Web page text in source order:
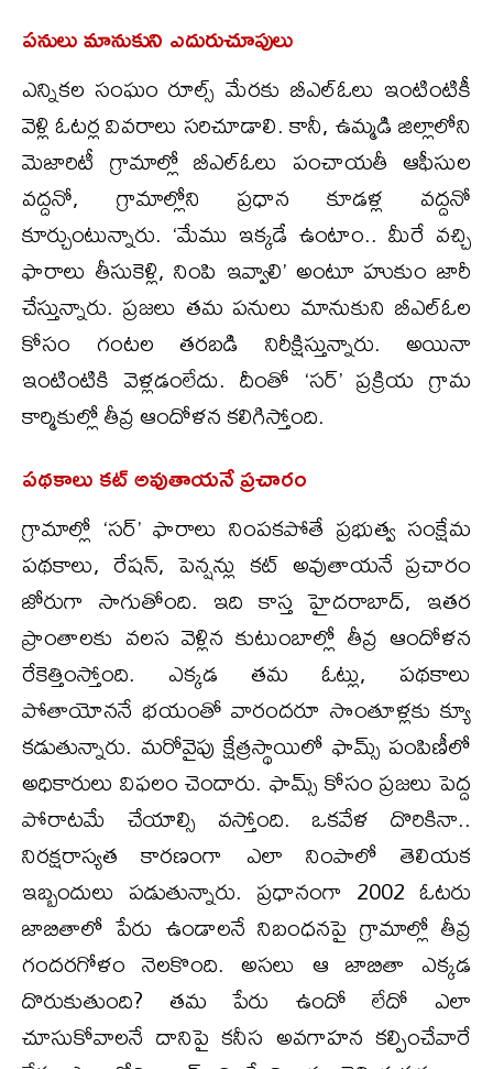
పనులు మానుకుని ఎదురుచూపులు
ఎన్నికల సంఘం రూల్స్ మేరకు బీఎల్ఓలు ఇంటింటికీ
వెళ్లి ఓటర్ల వివరాలు సరిచూడాలి. కానీ, ఉమ్మడి జిల్లాలోని
మెజారిటీ గ్రామాల్లో బీఎల్ఓలు పంచాయతీ ఆఫీసుల
వద్దనో, గ్రామాల్లోని ప్రధాన కూడళ్ల వద్దనో
కూర్చుంటున్నారు. ‘మేము ఇక్కడే ఉంటాం.. మీరే వచ్చి
ఫారాలు తీసుకెళ్లి, నింపి ఇవ్వాలి’ అంటూ హుకుం జారీ
చేస్తున్నారు. ప్రజలు తమ పనులు మానుకుని బీఎల్ఓల
కోసం గంటల తరబడి నిరీక్షిస్తున్నారు. అయినా
ఇంటింటికి వెళ్లడంలేదు. దీంతో ‘సర్’ ప్రక్రియ గ్రామ
కార్మికుల్లో తీవ్ర ఆందోళన కలిగిస్తోంది.
పథకాలు కట్ అవుతాయనే ప్రచారం
గ్రామాల్లో ‘సర్’ ఫారాలు నింపకపోతే ప్రభుత్వ సంక్షేమ
పథకాలు, రేషన్, పెన్షన్లు కట్ అవుతాయనే ప్రచారం
జోరుగా సాగుతోంది. ఇది కాస్త హైదరాబాద్, ఇతర
ప్రాంతాలకు వలస వెళ్లిన కుటుంబాల్లో తీవ్ర ఆందోళన
రేకెత్తింస్తోంది. ఎక్కడ తమ ఓట్లు, పథకాలు
పోతాయోననే భయంతో వారందరూ సొంతూళ్లకు క్యూ
కడుతున్నారు. మరోవైపు క్షేత్రస్థాయిలో ఫామ్స్ పంపిణీలో
అధికారులు విఫలం చెందారు. ఫామ్స్ కోసం ప్రజలు పెద్ద
పోరాటమే చేయాల్సి వస్తోంది. ఒకవేళ దొరికినా..
నిరక్షరాస్యత కారణంగా ఎలా నింపాలో తెలియక
ఇబ్బందులు పడుతున్నారు. ప్రధానంగా 2002 ఓటరు
జాబితాలో పేరు ఉండాలనే నిబంధనపై గ్రామాల్లో తీవ్ర
గందరగోళం నెలకొంది. అసలు ఆ జాబితా ఎక్కడ
దొరుకుతుంది? తమ పేరు ఉందో లేదో ఎలా
చూసుకోవాలనే దానిపై కనీస అవగాహన కల్పించేవారే